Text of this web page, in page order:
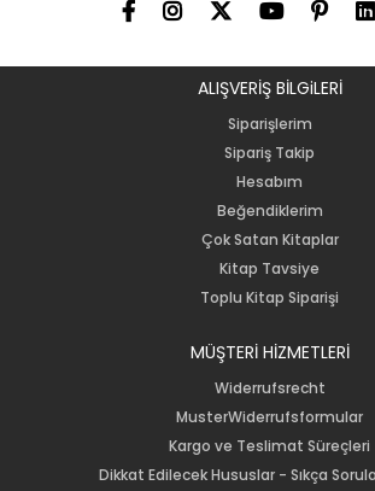
ALIŞVERİŞ BİLGiLERİ
Siparişlerim
Sipariş Takip
Hesabım
Beğendiklerim
Çok Satan Kitaplar
Kitap Tavsiye
Toplu Kitap Siparişi
MÜŞTERİ HİZMETLERİ
Widerrufsrecht
MusterWiderrufsformular
Kargo ve Teslimat Süreçleri
Dikkat Edilecek Hususlar - Sıkça